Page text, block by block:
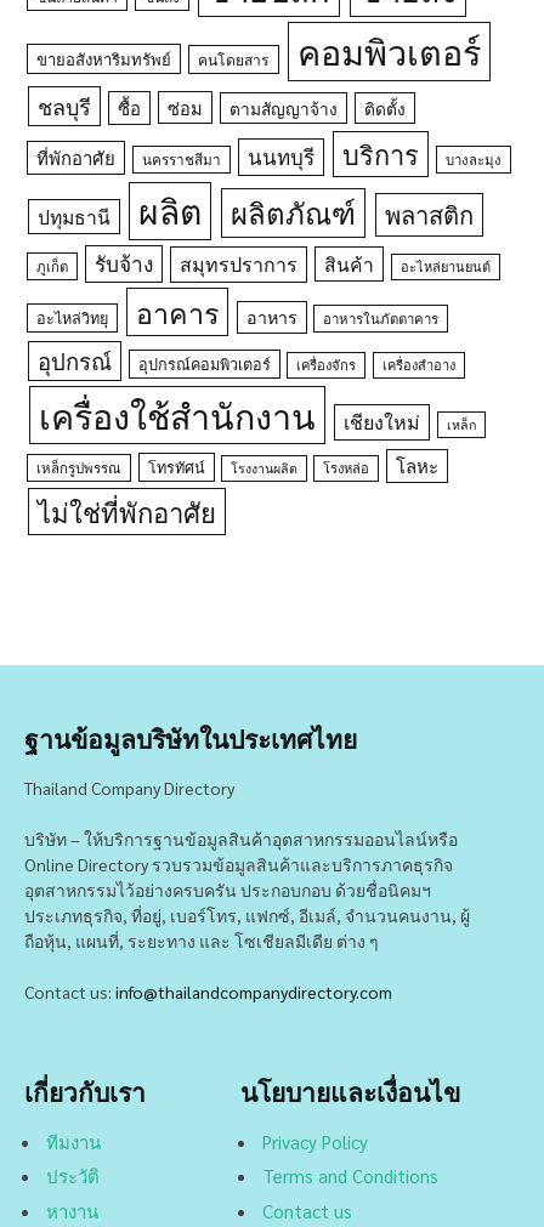
ขายอสังหาริมทรัพย์ คนโดยสาร คอมพิวเตอร์
ชลบุรี ซื้อ ซ่อม ตามสัญญาจ้าง ติดตั้ง
ที่พักอาศัย นครราชสีมา นนทบุรี บริการ บางละมุง
ปทุมธานี ผลิต ผลิตภัณฑ์ พลาสติก
ภูเก็ต รับจ้าง สมุทรปราการ สินค้า อะไหล่ยานยนต์
อะไหล่วิทยุ อาคาร อาหาร อาหารในภัตตาคาร
อุปกรณ์ อุปกรณ์คอมพิวเตอร์ เครื่องจักร เครื่องสำอาง
เครื่องใช้สำนักงาน เชียงใหม่ เหล็ก
เหล็กรูปพรรณ โทรทัศน์ โรงงานผลิต โรงหล่อ โลหะ
ไม่ใช่ที่พักอาศัย
ฐานข้อมูลบริษัทในประเทศไทย
Thailand Company Directory
บริษัท – ให้บริการฐานข้อมูลสินค้าอุตสาหกรรมออนไลน์หรือ
Online Directory รวบรวมข้อมูลสินค้าและบริการภาคธุรกิจ
อุตสาหกรรมไว้อย่างครบครัน ประกอบกอบ ด้วยชื่อนิคมฯ
ประเภทธุรกิจ, ที่อยู่, เบอร์โทร, แฟกซ์, อีเมล์, จำนวนคนงาน, ผู้
ถือหุ้น, แผนที่, ระยะทาง และ โซเชียลมีเดีย ต่าง ๆ
Contact us: info@thailandcompanydirectory.com
เกี่ยวกับเรา
ทีมงาน
ประวัติ
หางาน
นโยบายและเงื่อนไข
Privacy Policy
Terms and Conditions
Contact us